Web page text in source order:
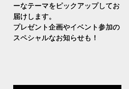
ーなテーマをピックアップしてお
届けします。
プレゼント企画やイベント参加の
スペシャルなお知らせも！